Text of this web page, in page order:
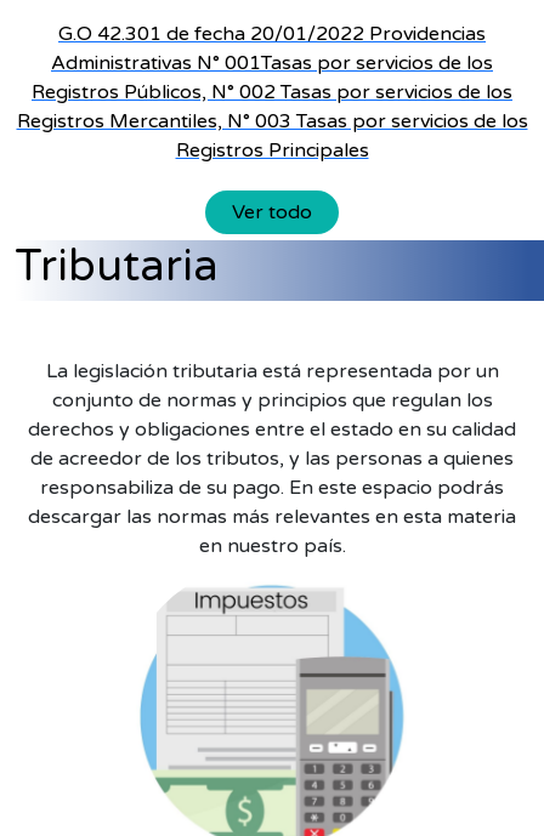
G.O 42.301 de fecha 20/01/2022 Providencias
Administrativas N° 001Tasas por servicios de los
Registros Públicos, N° 002 Tasas por servicios de los
Registros Mercantiles, N° 003 Tasas por servicios de los
Registros Principales
Ver todo
Tributaria
La legislación tributaria está representada por un
conjunto de normas y principios que regulan los
derechos y obligaciones entre el estado en su calidad
de acreedor de los tributos, y las personas a quienes
responsabiliza de su pago. En este espacio podrás
descargar las normas más relevantes en esta materia